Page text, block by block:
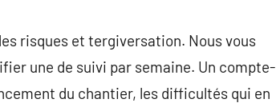
risques et tergiversation. Nous vous
une de suivi par semaine. Un compte-
du chantier, les difficultés qui en